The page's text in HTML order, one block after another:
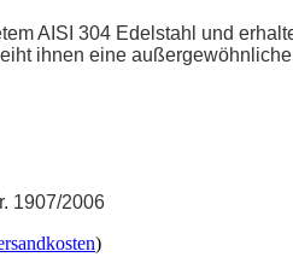
AISI 304 Edelstahl und
ihnen eine
1907/2006
)